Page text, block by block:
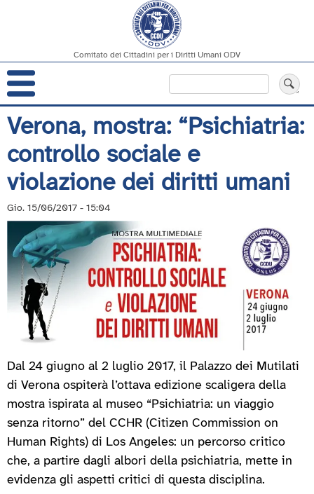
Salta
contenuto
principale
Comitato dei Cittadini per i Diritti Umani ODV
Navigazione
principale
Verona, mostra: “Psichiatria:
controllo sociale e
violazione dei diritti umani
Gio. 15/06/2017 - 15:04
Dal 24 giugno al 2 luglio 2017, il Palazzo dei Mutilati
di Verona ospiterà l’ottava edizione scaligera della
mostra ispirata al museo “Psichiatria: un viaggio
senza ritorno” del CCHR (Citizen Commission on
Human Rights) di Los Angeles: un percorso critico
che, a partire dagli albori della psichiatria, mette in
evidenza gli aspetti critici di questa disciplina.